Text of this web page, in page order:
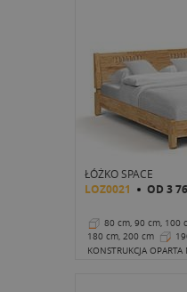
ŁÓŻKO SPACE
LOZ0021 OD 3
80 cm, 90 cm, 100
180 cm, 200 cm
cm
29 cm
KONSTRUKCJA OPARTA